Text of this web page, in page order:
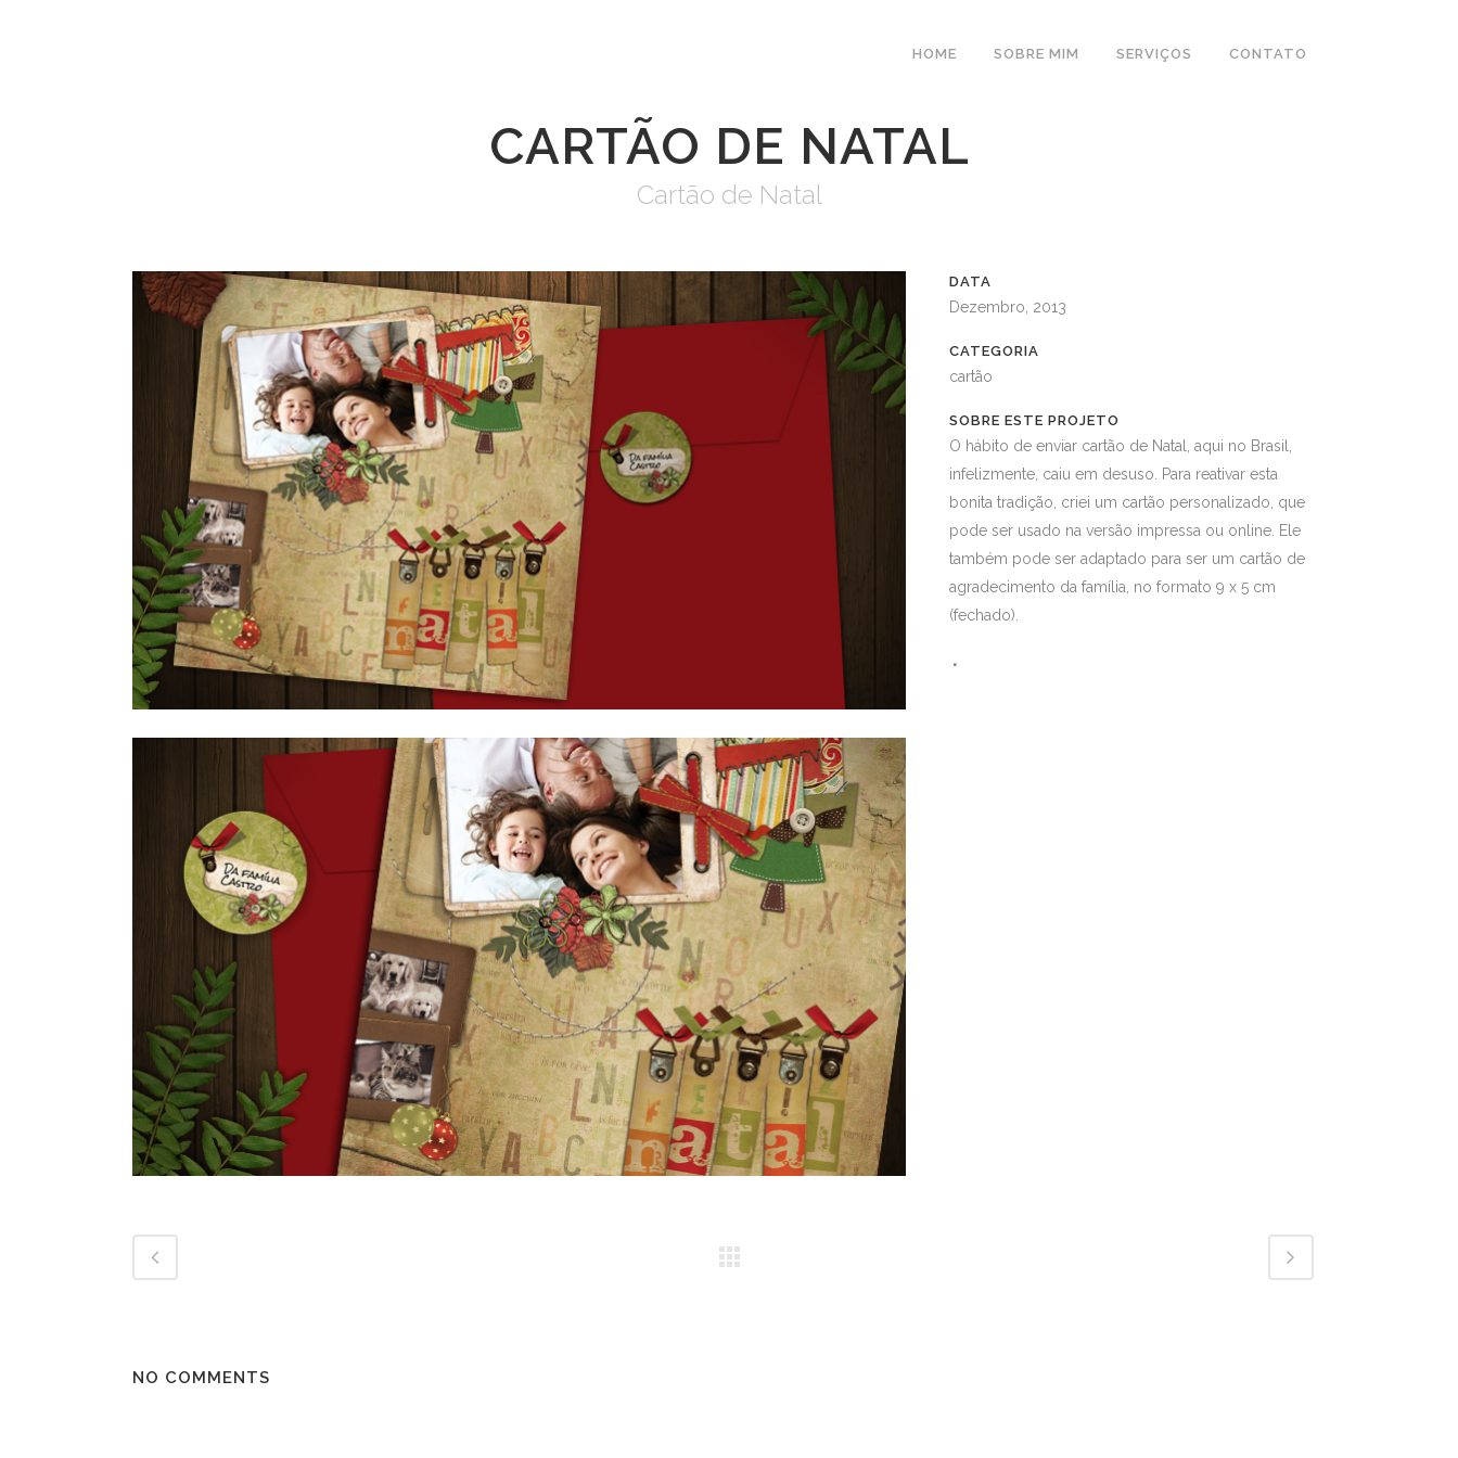
HOME SOBRE MIM SERVIÇOS CONTATO
CARTÃO DE NATAL
Cartão de Natal
DATA
Dezembro, 2013
CATEGORIA
cartão
SOBRE ESTE PROJETO
O hábito de enviar cartão de Natal, aqui no Brasil,
infelizmente, caiu em desuso. Para reativar esta
bonita tradição, criei um cartão personalizado, que
pode ser usado na versão impressa ou online. Ele
também pode ser adaptado para ser um cartão de
agradecimento da família, no formato 9 x 5 cm
(fechado).
NO COMMENTS